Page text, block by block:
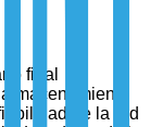
final
de la red